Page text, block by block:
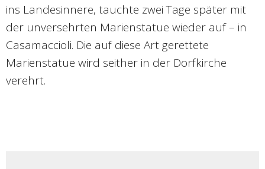
ins Landesinnere, tauchte zwei Tage später mit
der unversehrten Marienstatue wieder auf – in
Casamaccioli. Die auf diese Art gerettete
Marienstatue wird seither in der Dorfkirche
verehrt.